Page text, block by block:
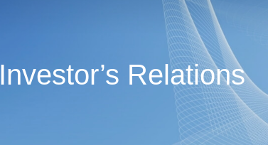
Investor’s Relations